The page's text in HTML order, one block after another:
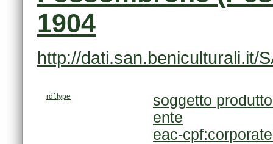
1904
http://dati.san.beniculturali.it/
rdf:type
soggetto
ente
eac-